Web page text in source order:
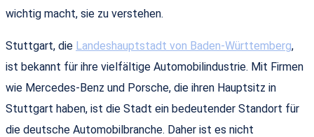
wichtig macht, sie zu verstehen.
Stuttgart, die Landeshauptstadt von Baden-Württemberg,
ist bekannt für ihre vielfältige Automobilindustrie. Mit Firmen
wie Mercedes-Benz und Porsche, die ihren Hauptsitz in
Stuttgart haben, ist die Stadt ein bedeutender Standort für
die deutsche Automobilbranche. Daher ist es nicht